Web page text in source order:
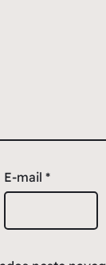
E-mail *